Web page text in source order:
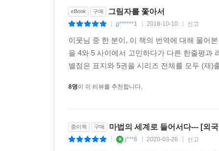
eBook 구매 그림자를 쫓아서
g******1 2018-10-10 신고
이웃님 중 한 분이, 이 책의 번역에 대해 물어
을 4와 5 사이에서 고민하다가 다른 한줄평과
별점은 표지와 5권을 시리즈 전체를 모두 (재
8명이 이 리뷰를 추천합니다.
종이책 구매 마법의 세계로 들어서다--- [외
j***6 2020-03-26 신고